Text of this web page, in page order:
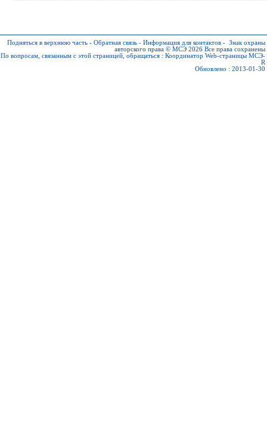
Подняться в верхнюю часть - Обратная связь - Информация для контактов - Знак охраны
авторского права © МСЭ 2026 Все права сохранены
По вопросам, связанным с этой страницей, обращаться : Координатор Web-страницы МСЭ-
R
Обновлено : 2013-01-30